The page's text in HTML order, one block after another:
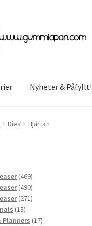
Nyheter & Påfyllt!
Dies Hjärtan
469469
produkter
490490
produkter
271271
1313
produkter
Planners 1717